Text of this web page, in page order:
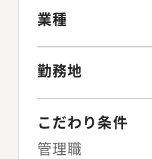
業種
勤務地
こだわり条件
管理職